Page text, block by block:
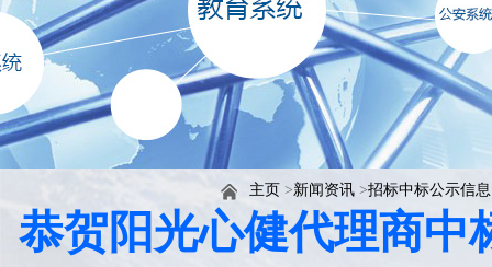
主页 >新闻资讯 >招标中标公示信息
恭贺阳光心健代理商